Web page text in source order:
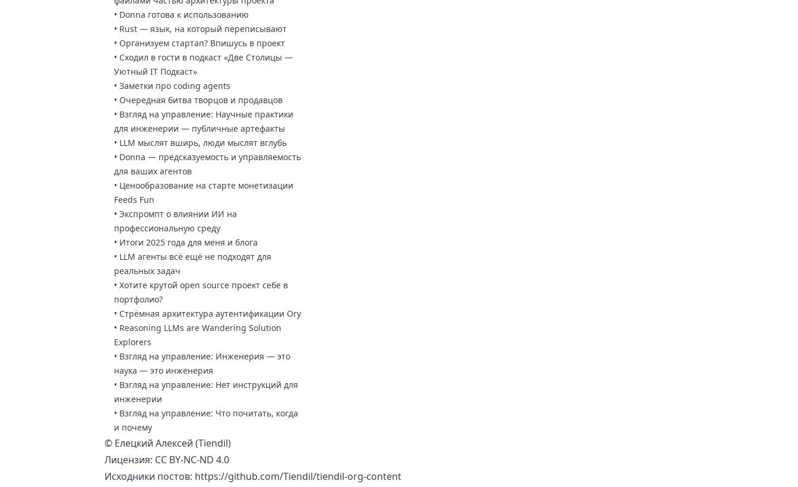
• Donna готова к использованию
• Rust — язык, на который переписывают
• Организуем стартап? Впишусь в проект
• Сходил в гости в подкаст «Две Столицы —
Уютный IT Подкаст»
• Заметки про coding agents
• Очередная битва творцов и продавцов
• Взгляд на управление: Научные практики
для инженерии — публичные артефакты
• LLM мыслят вширь, люди мыслят вглубь
• Donna — предсказуемость и управляемость
для ваших агентов
• Ценообразование на старте монетизации
Feeds Fun
• Экспромпт о влиянии ИИ на
профессиональную среду
• Итоги 2025 года для меня и блога
• LLM агенты всё ещё не подходят для
реальных задач
• Хотите крутой open source проект себе в
портфолио?
• Стрёмная архитектура аутентификации Ory
• Reasoning LLMs are Wandering Solution
Explorers
• Взгляд на управление: Инженерия — это
наука — это инженерия
• Взгляд на управление: Нет инструкций для
инженерии
• Взгляд на управление: Что почитать, когда
и почему
© Елецкий Алексей (Tiendil)
Лицензия: CC BY-NC-ND 4.0
Исходники постов: https://github.com/Tiendil/tiendil-org-content